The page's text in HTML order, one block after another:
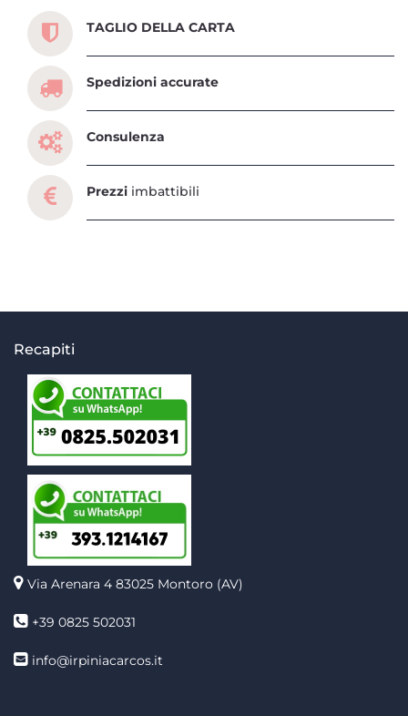
TAGLIO DELLA CARTA
Spedizioni accurate
Consulenza
Prezzi imbattibili
Recapiti
Via Arenara 4 83025 Montoro (AV)
+39 0825 502031
info@irpiniacarcos.it